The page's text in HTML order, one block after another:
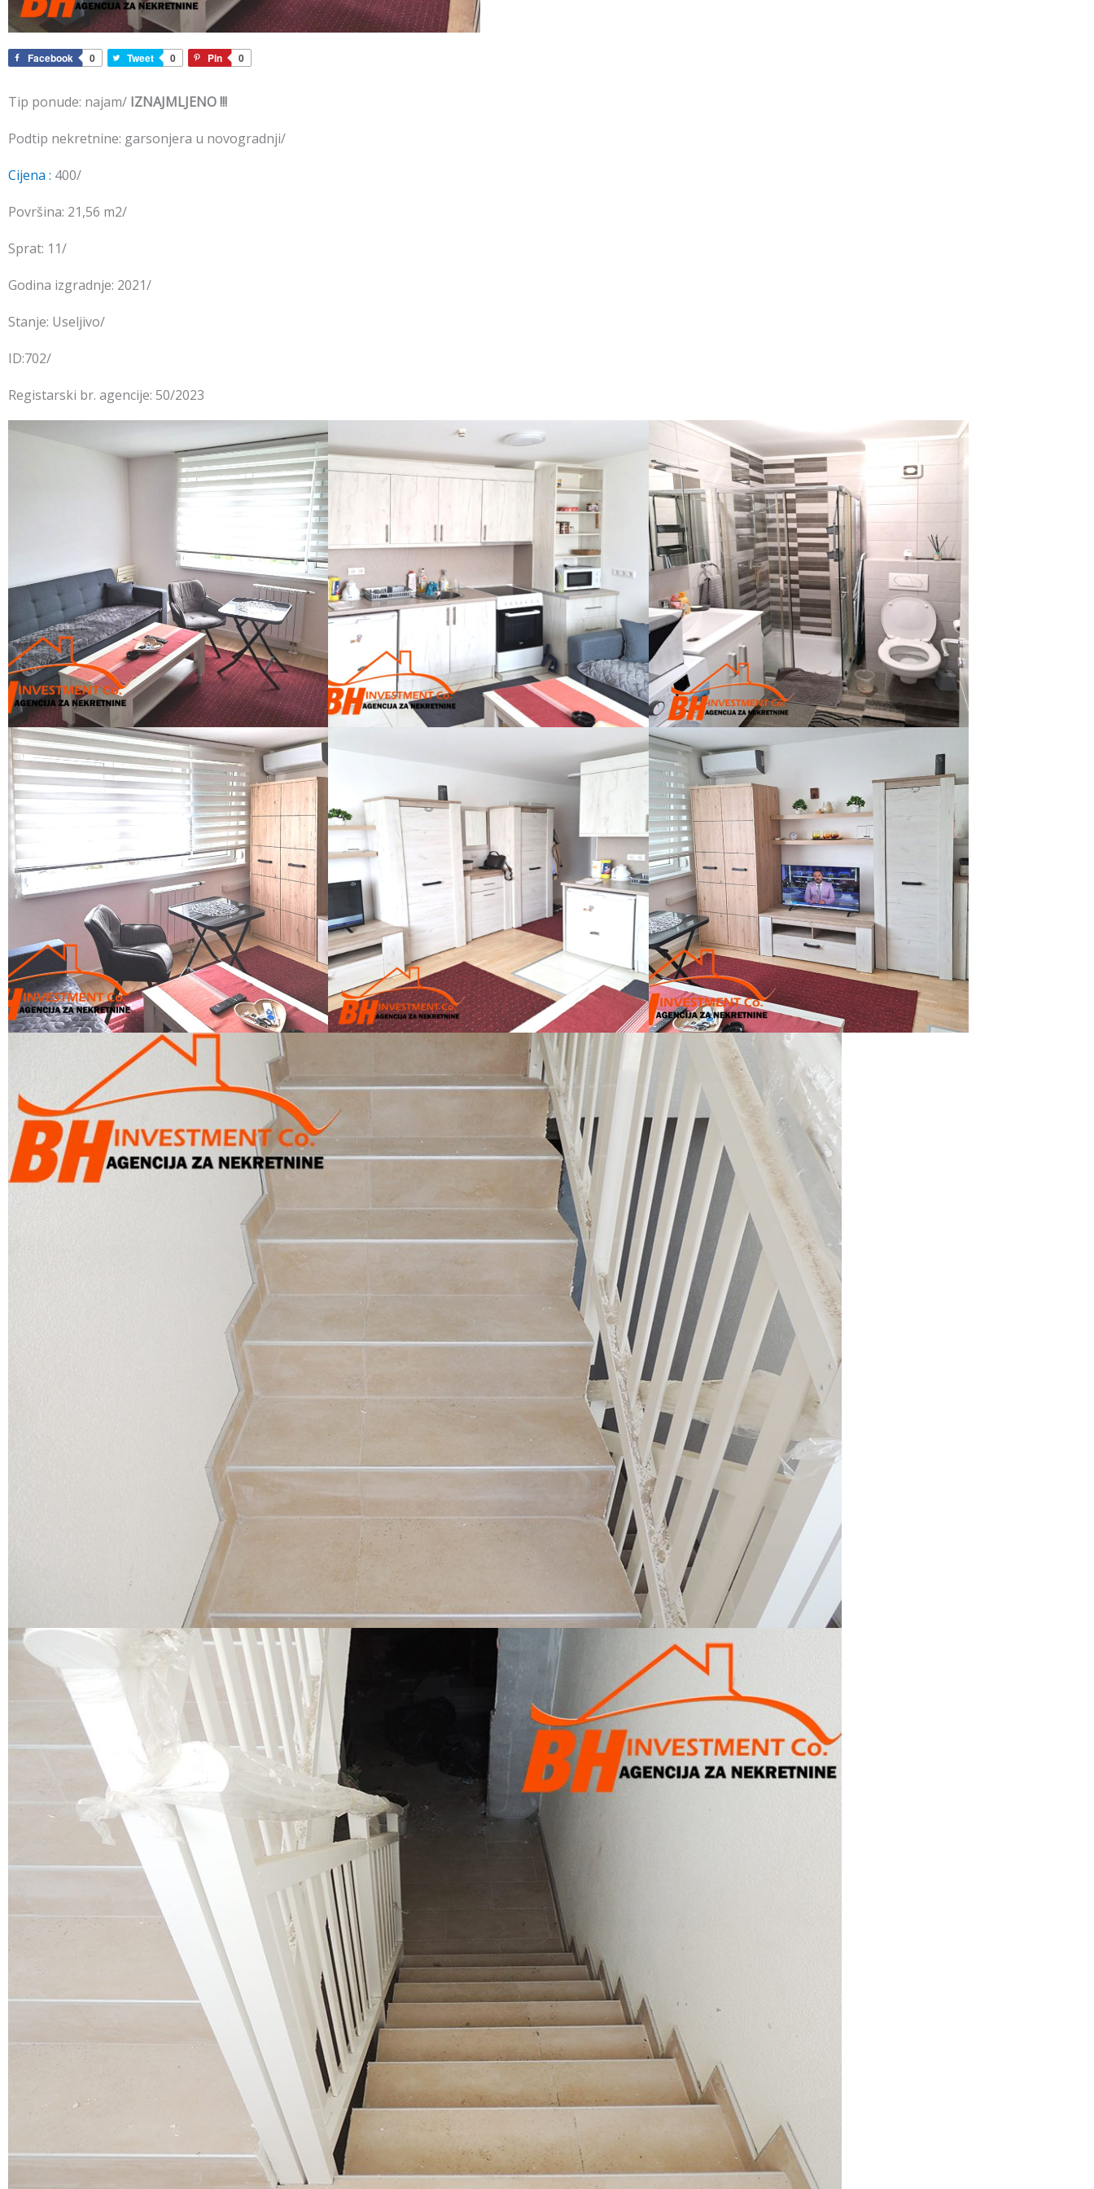
Facebook 0 Tweet 0 Pin 0
Tip ponude: najam/ IZNAJMLJENO !!!
Podtip nekretnine: garsonjera u novogradnji/
Cijena : 400/
Površina: 21,56 m2/
Sprat: 11/
Godina izgradnje: 2021/
Stanje: Useljivo/
ID:702/
Registarski br. agencije: 50/2023